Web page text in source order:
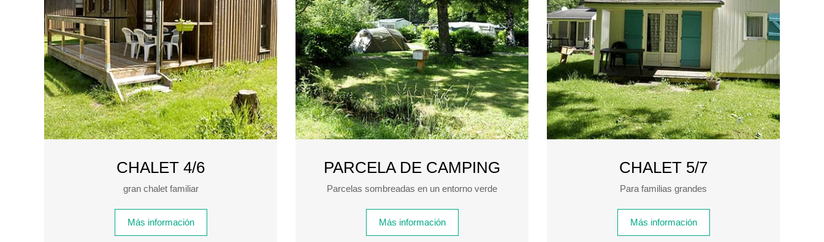
CHALET 4/6
gran chalet familiar
Más información
PARCELA DE CAMPING
Parcelas sombreadas en un entorno verde
Más información
CHALET 5/7
Para familias grandes
Más información